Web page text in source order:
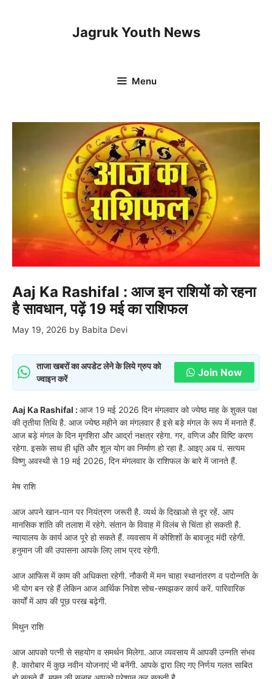
Jagruk Youth News
Menu
Aaj Ka Rashifal : आज इन राशियों को रहना
है सावधान, पढ़ें 19 मई का राशिफल
May 19, 2026 by Babita Devi
ताजा खबरों का अपडेट लेने के लिये ग्रुप को
ज्वाइन करें
Join Now
Aaj Ka Rashifal :आज 19 मई 2026 दिन मंगलवार को ज्येष्ठ माह के शुक्ल पक्ष
की तृतीया तिथि है. आज ज्येष्ठ महीने का मंगलवार है इसे बड़े मंगल के रूप में मनाते हैं.
आज बड़े मंगल के दिन मृगशिरा और आर्द्रा नक्षत्र रहेगा. गर, वणिज और विष्टि करण
रहेगा. इसके साथ ही धृति और शूल योग का निर्माण हो रहा है. आइए अब पं. सत्यम
विष्णु अवस्थी से 19 मई 2026, दिन मंगलवार के राशिफल के बारे में जानते हैं.
मेष राशि
आज अपने खान-पान पर नियंत्रण जरूरी है. व्यर्थ के दिखाओ से दूर रहें. आप
मानसिक शांति की तलाश में रहेगे. संतान के विवाह में विलंब से चिंता हो सकती है.
न्यायालय के कार्य आज पूरे हो सकते हैं. व्यवसाय में कोशिशों के बावजूद मंदी रहेगी.
हनुमान जी की उपासना आपके लिए लाभ प्रद रहेगी.
आज आफिस में काम की अधिकता रहेगी. नौकरी में मन चाहा स्थानांतरण व पदोन्नति के
भी योग बन रहे हैं लेकिन आज आर्थिक निवेश सोच-समझकर कार्य करें. पारिवारिक
कार्यों में आप की पूछ परख बढ़ेगी.
मिथुन राशि
आज आपको पत्नी से सहयोग व समर्थन मिलेगा. आज व्यवसाय में आपकी उन्नति संभव
है. कारोबार में कुछ नवीन योजनाएं भी बनेंगी. आपके द्वारा लिए गए निर्णय गलत साबित